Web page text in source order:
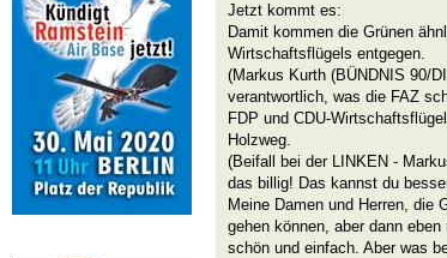
Jetzt kommt es:
Damit kommen die Grünen
Wirtschaftsflügels entgegen.
(Markus Kurth (BÜNDNIS 90/
verantwortlich, was die FAZ
FDP und CDU-
Holzweg.
(Beifall bei der LINKEN -
das billig! Das kannst du
Meine Damen und Herren, die
gehen können, aber dann
schön und einfach. Aber was